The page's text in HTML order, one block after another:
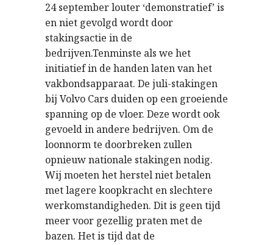
24 september louter ‘demonstratief’ is
en niet gevolgd wordt door
stakingsactie in de
bedrijven.Tenminste als we het
initiatief in de handen laten van het
vakbondsapparaat. De juli-stakingen
bij Volvo Cars duiden op een groeiende
spanning op de vloer. Deze wordt ook
gevoeld in andere bedrijven. Om de
loonnorm te doorbreken zullen
opnieuw nationale stakingen nodig.
Wij moeten het herstel niet betalen
met lagere koopkracht en slechtere
werkomstandigheden. Dit is geen tijd
meer voor gezellig praten met de
bazen. Het is tijd dat de